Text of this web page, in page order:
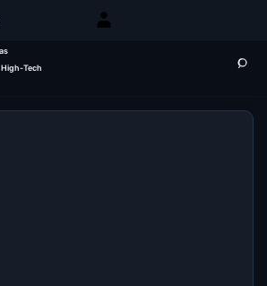
High-Tech